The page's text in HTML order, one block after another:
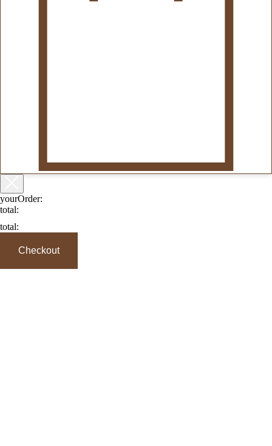
yourOrder:
total:
total:
Checkout